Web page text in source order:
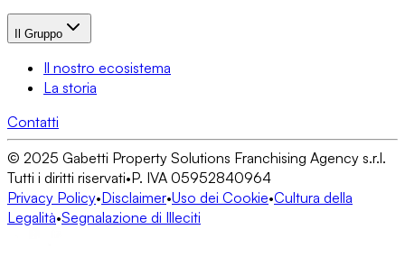
Il Gruppo
Il nostro ecosistema
La storia
Contatti
© 2025 Gabetti Property Solutions Franchising Agency s.r.l.
Tutti i diritti riservati•P. IVA 05952840964
Privacy Policy•Disclaimer•Uso dei Cookie•Cultura della
Legalità•Segnalazione di Illeciti